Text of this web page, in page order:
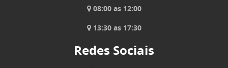
08:00 as 12:00
13:30 as 17:30
Redes Sociais